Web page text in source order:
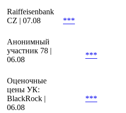
Raiffeisenbank
CZ | 07.08
***
Анонимный
участник 78 |
06.08
***
Оценочные
цены УК:
BlackRock |
06.08
***